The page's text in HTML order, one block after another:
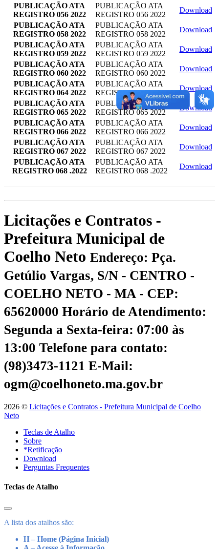
PUBLICAÇÃO ATA
REGISTRO 056 2022
PUBLICAÇÃO ATA
REGISTRO 056 2022
Download
PUBLICAÇÃO ATA
REGISTRO 058 2022
PUBLICAÇÃO ATA
REGISTRO 058 2022
Download
PUBLICAÇÃO ATA
REGISTRO 059 2022
PUBLICAÇÃO ATA
REGISTRO 059 2022
Download
PUBLICAÇÃO ATA
REGISTRO 060 2022
PUBLICAÇÃO ATA
REGISTRO 060 2022
Download
PUBLICAÇÃO ATA
REGISTRO 064 2022
PUBLICAÇÃO ATA
REGISTRO 064 2022
Download
PUBLICAÇÃO ATA
REGISTRO 065 2022
PUBLICAÇÃO ATA
REGISTRO 065 2022
Download
PUBLICAÇÃO ATA
REGISTRO 066 2022
PUBLICAÇÃO ATA
REGISTRO 066 2022
Download
PUBLICAÇÃO ATA
REGISTRO 067 2022
PUBLICAÇÃO ATA
REGISTRO 067 2022
Download
PUBLICAÇÃO ATA
REGISTRO 068 .2022
PUBLICAÇÃO ATA
REGISTRO 068 .2022
Download
Licitações e Contratos -
Prefeitura Municipal de
Coelho Neto Endereço: Pça.
Getúlio Vargas, S/N - CENTRO -
COELHO NETO - MA - CEP:
65620000 Horário de Atendimento:
Segunda a Sexta-feira: 07:00 às
13:00 Telefone para contato:
(98)3473-1121 E-Mail:
ogm@coelhoneto.ma.gov.br
2026 © Licitações e Contratos - Prefeitura Municipal de Coelho
Neto
Teclas de Atalho
Sobre
*Retificação
Download
Perguntas Frequentes
Teclas de Atalho
A lista dos atalhos são:
H – Home (Página Inicial)